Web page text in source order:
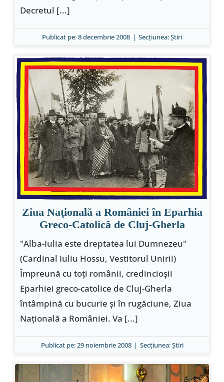
Decretul [...]
Publicat pe: 8 decembrie 2008 | Secțiunea:Ştiri
Ziua Naţională a României în Eparhia
Greco-Catolică de Cluj-Gherla
"Alba-Iulia este dreptatea lui Dumnezeu"
(Cardinal Iuliu Hossu, Vestitorul Unirii)
Împreună cu toţi românii, credincioşii
Eparhiei greco-catolice de Cluj-Gherla
întâmpină cu bucurie şi în rugăciune, Ziua
Naţională a României. Va [...]
Publicat pe: 29 noiembrie 2008 | Secțiunea:Ştiri